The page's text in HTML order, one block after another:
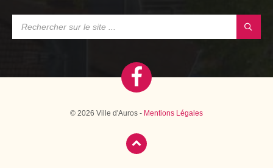
© 2026 Ville d'Auros - Mentions Légales